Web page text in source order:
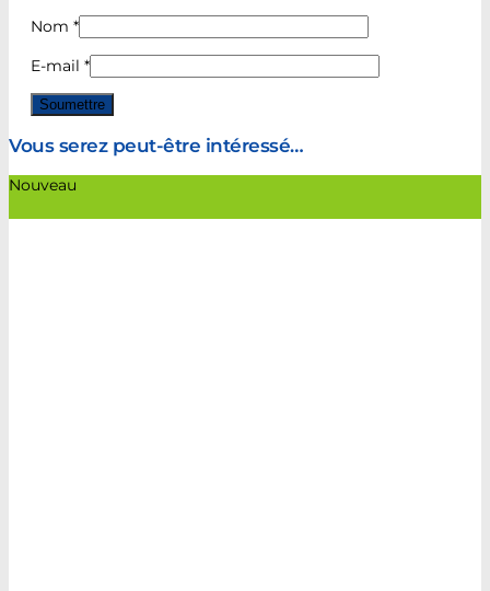
Nom *
E-mail *
Vous serez peut-être intéressé…
Nouveau